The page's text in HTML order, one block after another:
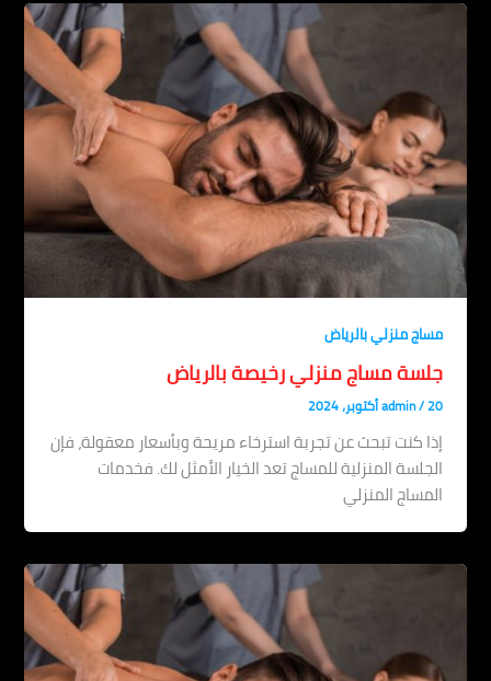
مساج منزلي بالرياض
جلسة مساج منزلي رخيصة بالرياض
admin/20 أكتوبر، 2024
إذا كنت تبحث عن تجربة استرخاء مريحة وبأسعار معقولة، فإن
الجلسة المنزلية للمساج تعد الخيار الأمثل لك. فخدمات
المساج المنزلي